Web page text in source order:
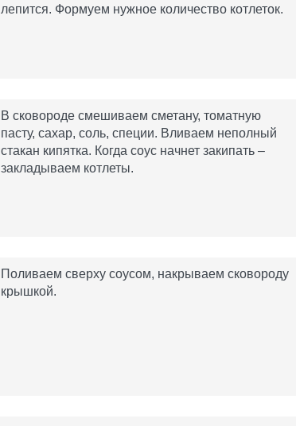
лепится. Формуем нужное количество котлеток.
В сковороде смешиваем сметану, томатную
пасту, сахар, соль, специи. Вливаем неполный
стакан кипятка. Когда соус начнет закипать –
закладываем котлеты.
Поливаем сверху соусом, накрываем сковороду
крышкой.